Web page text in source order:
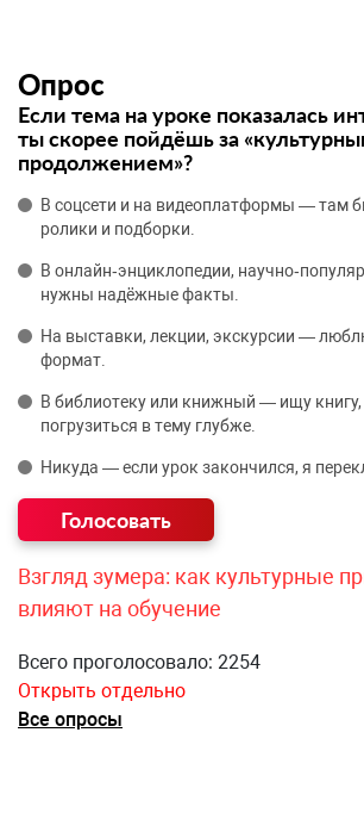
Опрос
Если тема на уроке показалась
ты скорее пойдёшь за
продолжением»?
В соцсети и на видеоплатформы — там
ролики и подборки.
В онлайн‑энциклопедии,
нужны надёжные факты.
На выставки, лекции, экскурсии —
формат.
В библиотеку или книжный — ищу
погрузиться в тему глубже.
Никуда — если урок закончился, я
Взгляд зумера: как культурные
влияют на обучение
Всего проголосовало: 2254
Открыть отдельно
Все опросы